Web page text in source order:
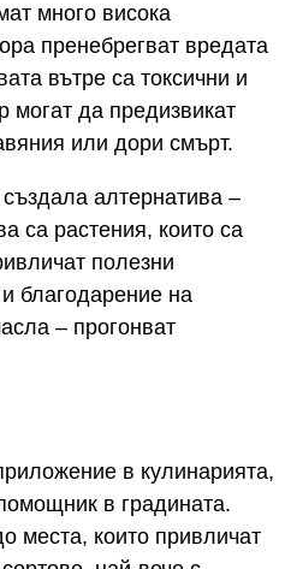
много висока
пренебрегват вредата
вътре са токсични и
да предизвикат
или дори смърт.
алтернатива –
са растения, които са
полезни
благодарение на
– прогонват
в кулинарията,
в градината.
места, които привличат